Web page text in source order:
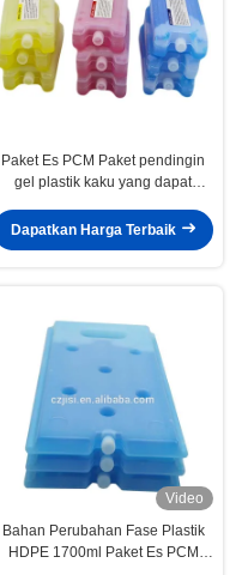
Paket Es PCM Paket pendingin
gel plastik kaku yang dapat
makanan dingin Pendingin
minuman dan transportasi obat
Dapatkan Harga Terbaik
Video
Bahan Perubahan Fase Plastik
HDPE 1700ml Paket Es PCM